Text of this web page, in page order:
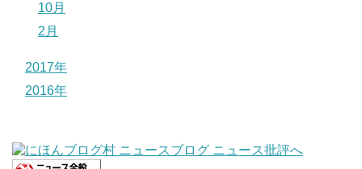
10月
2月
2017年
2016年